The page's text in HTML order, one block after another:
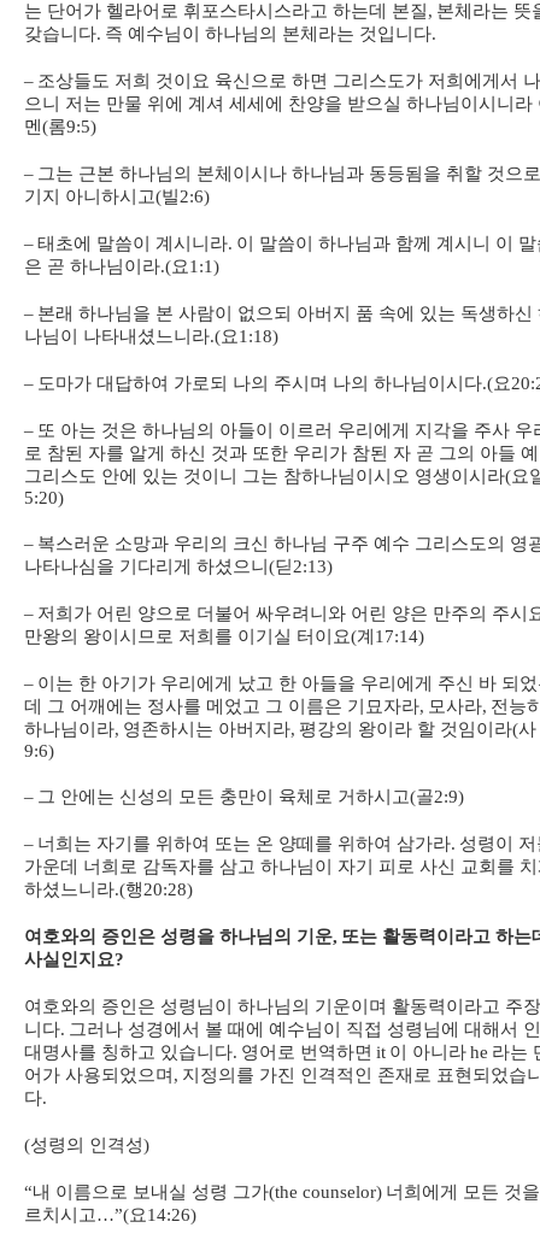
는 단어가 헬라어로 휘포스타시스라고 하는데 본질, 본체라는 뜻
갖습니다. 즉 예수님이 하나님의 본체라는 것입니다.
– 조상들도 저희 것이요 육신으로 하면 그리스도가 저희에게서
으니 저는 만물 위에 계셔 세세에 찬양을 받으실 하나님이시니라
멘 (롬9:5)
– 그는 근본 하나님의 본체이시나 하나님과 동등됨을 취할 것으
기지 아니하시고(빌2:6)
–태초에 말씀이 계시니라. 이 말씀이 하나님과 함께 계시니 이 말
은 곧 하나님이라.(요1:1)
– 본래 하나님을 본 사람이 없으되 아버지 품 속에 있는 독생하신
나님이 나타내셨느니라.(요1:18)
– 도마가 대답하여 가로되 나의 주시며 나의 하나님이시다.(요
– 또 아는 것은 하나님의 아들이 이르러 우리에게 지각을 주사 우
로 참된 자를 알게 하신 것과 또한 우리가 참된 자 곧 그의 아들
그리스도 안에 있는 것이니 그는 참하나님이시오 영생이시라(요
5:20)
– 복스러운 소망과 우리의 크신 하나님 구주 예수 그리스도의 영
나타나심을 기다리게 하셨으니 (딛2:13)
– 저희가 어린 양으로 더불어 싸우려니와 어린 양은 만주의 주시
만왕의 왕이시므로 저희를 이기실 터이요(계 17:14)
– 이는 한 아기가 우리에게 났고 한 아들을 우리에게 주신 바 되
데 그 어깨에는 정사를 메었고 그 이름은 기묘자라, 모사라, 전능
하나님이라, 영존하시는 아버지라, 평강의 왕이라 할 것임이라(사
9:6)
– 그 안에는 신성의 모든 충만이 육체로 거하시고(골2:9)
– 너희는 자기를 위하여 또는 온 양떼를 위하여 삼가라. 성령이 저
가운데 너희로 감독자를 삼고 하나님이 자기 피로 사신 교회를
하셨느니라.(행20:28)
여호와의 증인은 성령을 하나님의 기운, 또는 활동력이라고 하는
사실인지요?
여호와의 증인은 성령님이 하나님의 기운이며 활동력이라고 주
니다. 그러나 성경에서 볼 때에 예수님이 직접 성령님에 대해서
대명사를 칭하고 있습니다. 영어로 번역하면 it 이 아니라he 라는
어가 사용되었으며 , 지정의를 가진 인격적인 존재로 표현되었습
다.
(성령의 인격성)
“내 이름으로 보내실 성령 그가(the counselor) 너희에게 모든 것
르치시고…”(요14:26)